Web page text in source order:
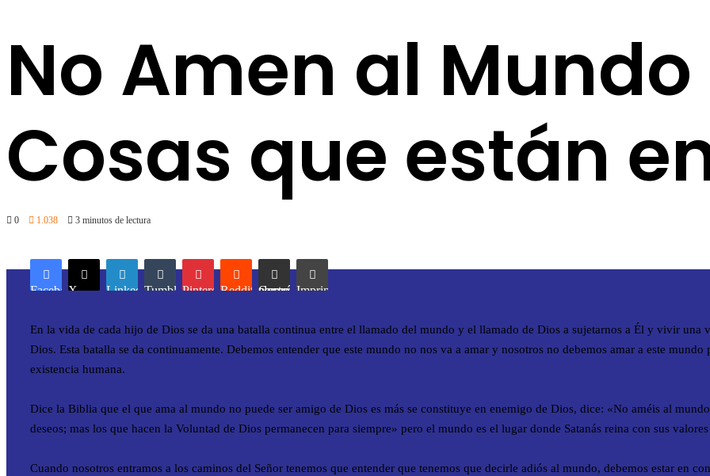
No Amen al
Cosas que están
0 1.038 3 minutos de lectura
Facebook
X LinkedInTumblr PinterestReddit Compartir por correo electrónicoImprimir
En la vida de cada hijo de Dios se da una batalla continua entre el llamado del mundo y el llamado de Dios a sujetarnos a Él y vivir una
Dios. Esta batalla se da continuamente. Debemos entender que este mundo no nos va a amar y nosotros no debemos amar a este
existencia humana.
Dice la Biblia que el que ama al mundo no puede ser amigo de Dios es más se constituye en enemigo de Dios, dice: «No améis al
deseos; mas los que hacen la Voluntad de Dios permanecen para siempre» pero el mundo es el lugar donde Satanás reina con sus
Cuando nosotros entramos a los caminos del Señor tenemos que entender que tenemos que decirle adiós al mundo, debemos estar en